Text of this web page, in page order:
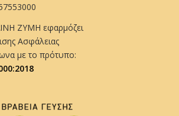
ΖΥΜΗ εφαρμόζει
Ασφάλειας
με το πρότυπο: